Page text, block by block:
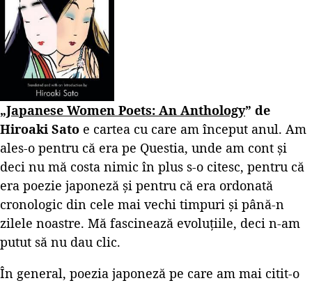
„Japanese Women Poets: An Anthology” de
Hiroaki Sato e cartea cu care am început anul. Am
ales-o pentru că era pe Questia, unde am cont și
deci nu mă costa nimic în plus s-o citesc, pentru că
era poezie japoneză și pentru că era ordonată
cronologic din cele mai vechi timpuri și până-n
zilele noastre. Mă fascinează evoluțiile, deci n-am
putut să nu dau clic.
În general, poezia japoneză pe care am mai citit-o